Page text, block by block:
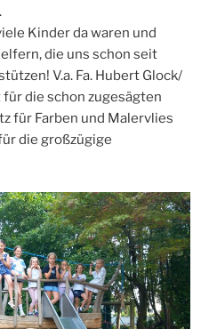
Kinder da waren und
die uns schon seit
V.a. Fa. Hubert Glock/
die schon zugesägten
für Farben und Malervlies
die großzügige